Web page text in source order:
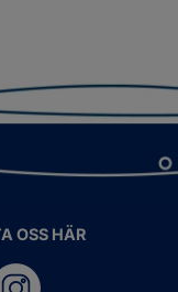
OSS HÄR